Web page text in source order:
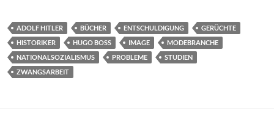
ADOLF HITLER BÜCHER ENTSCHULDIGUNG
GERÜCHTE
HISTORIKER
HUGO BOSS IMAGE
MODEBRANCHE
NATIONALSOZIALISMUS
PROBLEME
STUDIEN
ZWANGSARBEIT